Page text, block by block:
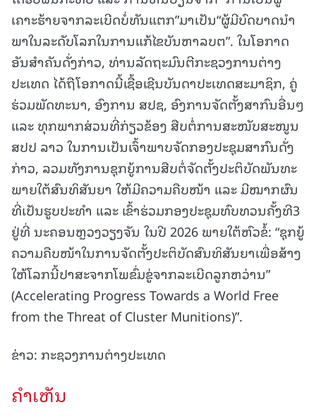
ເຄາະຮ້າຍຈາກລະເບີດບໍ່ທັນແຕກ”ມາເປັນ“ຜູ້ມີບົດບາດນໍາ
ພາໃນລະດັບໂລກໃນການແກ້ໄຂບັນຫາລບຕ”. ໃນໂອກາດ
ອັນສໍາຄັນດັ່ງກ່າວ, ທ່ານລັດຖະມົນຕີກະຊວງການຕ່າງ
ປະເທດ ໄດ້ຖືໂອກາດນີ້ເຊື້ອເຊີນບັນດາປະເທດສະມາຊິກ, ຄູ່
ຮ່ວມພັດທະນາ, ອົງການ ສປຊ, ອົງການຈັດຕັ້ງສາກົນອື່ນໆ
ແລະ ທຸກພາກສ່ວນທີ່ກ່ຽວຂ້ອງ ສືບຕໍ່ການສະໜັບສະໜູນ
ສປປ ລາວ ໃນການເປັນເຈົ້າພາບຈັດກອງປະຊຸມສາກົນດັ່ງ
ກ່າວ, ລວມທັງການຊຸກຍູ້ການສືບຕໍ່ຈັດຕັ້ງປະຕິບັດພັນທະ
ພາຍໃຕ້ສົນທິສັນຍາ ໃຫ້ມີຄວາມຄືບໜ້າ ແລະ ມີໝາກຜົນ
ທີ່ເປັນຮູບປະທໍາ ແລະ ເຂົ້າຮ່ວມກອງປະຊຸມທົບທວນຄັ້ງທີ3
ຢູ່ທີ່ ນະຄອນຫຼວງວຽງຈັນ ໃນປີ 2026 ພາຍໃຕ້ຫົວຂໍ້: “ຊຸກຍູ້
ຄວາມຄືບໜ້າໃນການຈັດຕັ້ງປະຕິບັດສົນທິສັນຍາເພື່ອສ້າງ
ໃຫ້ໂລກນີ້ປາສະຈາກໂພຂົ່ມຂູ່ຈາກລະເບີດລູກຫວ່ານ”
(Accelerating Progress Towards a World Free
from the Threat of Cluster Munitions)”.
ຂ່າວ: ກະຊວງການຕ່າງປະເທດ
ຄໍາເຫັນ